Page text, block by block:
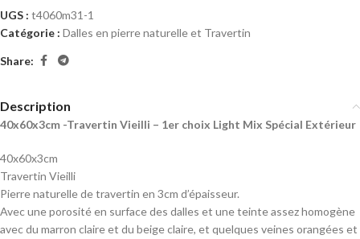
UGS : t4060m31-1
Catégorie : Dalles en pierre naturelle et Travertin
Share:
Description
40x60x3cm -Travertin Vieilli – 1er choix Light Mix Spécial Extérieur
40x60x3cm
Travertin Vieilli
Pierre naturelle de travertin en 3cm d’épaisseur.
Avec une porosité en surface des dalles et une teinte assez homogène
avec du marron claire et du beige claire, et quelques veines orangées et